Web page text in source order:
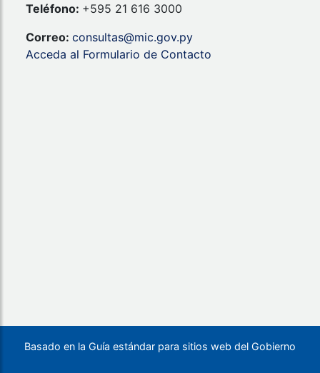
Teléfono: +595 21 616 3000
Correo: consultas@mic.gov.py
Acceda al Formulario de Contacto
Basado en la Guía estándar para sitios web del Gobierno